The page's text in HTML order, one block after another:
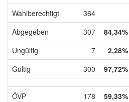
Wahlberechtigt
364
Abgegeben
307 84,34%
Ungültig
7 2,28%
Gültig
300 97,72%
ÖVP 178 59,33%